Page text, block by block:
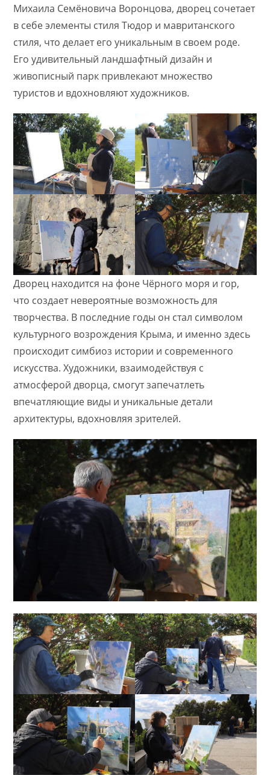
Михаила Семёновича Воронцова, дворец сочетает
в себе элементы стиля Тюдор и мавританского
стиля, что делает его уникальным в своем роде.
Его удивительный ландшафтный дизайн и
живописный парк привлекают множество
туристов и вдохновляют художников.
Дворец находится на фоне Чёрного моря и гор,
что создает невероятные возможность для
творчества. В последние годы он стал символом
культурного возрождения Крыма, и именно здесь
происходит симбиоз истории и современного
искусства. Художники, взаимодействуя с
атмосферой дворца, смогут запечатлеть
впечатляющие виды и уникальные детали
архитектуры, вдохновляя зрителей.